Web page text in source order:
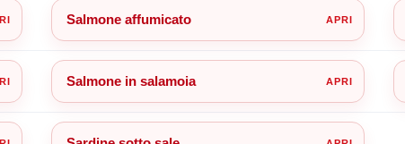
Salmone affumicato
Salmone in salamoia